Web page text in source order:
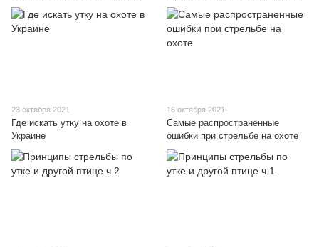
23 октября 2021
Где искать утку на охоте в
Украине
16 октября 2021
Самые распространенные
ошибки при стрельбе на охоте